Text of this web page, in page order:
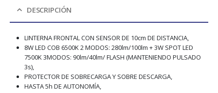
DESCRIPCIÓN
LINTERNA FRONTAL CON SENSOR DE 10cm DE DISTANCIA,
8W LED COB 6500K 2 MODOS: 280lm/100lm + 3W SPOT LED
7500K 3MODOS: 90lm/40lm/ FLASH (MANTENIENDO PULSADO
3s),
PROTECTOR DE SOBRECARGA Y SOBRE DESCARGA,
HASTA 5h DE AUTONOMÍA,